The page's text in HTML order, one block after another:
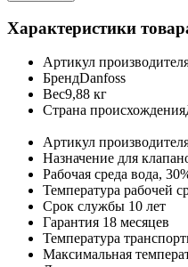
Характеристики
Артикул
БрендDanfoss
Вес9,88 кг
Страна происхождения
Артикул
Назначение для
Рабочая среда вода,
Температура рабочей
Срок службы 10 лет
Гарантия 18 месяцев
Температура
Максимальная